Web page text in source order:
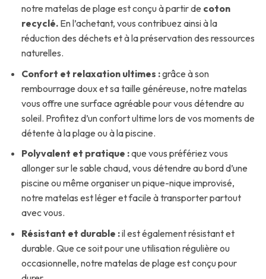
notre matelas de plage est conçu à partir de coton
recyclé. En l’achetant, vous contribuez ainsi à la
réduction des déchets et à la préservation des ressources
naturelles.
Confort et relaxation ultimes :grâce à son
rembourrage doux et sa taille généreuse, notre matelas
vous offre une surface agréable pour vous détendre au
soleil. Profitez d’un confort ultime lors de vos moments de
détente à la plage ou à la piscine.
Polyvalent et pratique :que vous préfériez vous
allonger sur le sable chaud, vous détendre au bord d’une
piscine ou même organiser un pique-nique improvisé,
notre matelas est léger et facile à transporter partout
avec vous.
Résistant et durable :il est également résistant et
durable. Que ce soit pour une utilisation régulière ou
occasionnelle, notre matelas de plage est conçu pour